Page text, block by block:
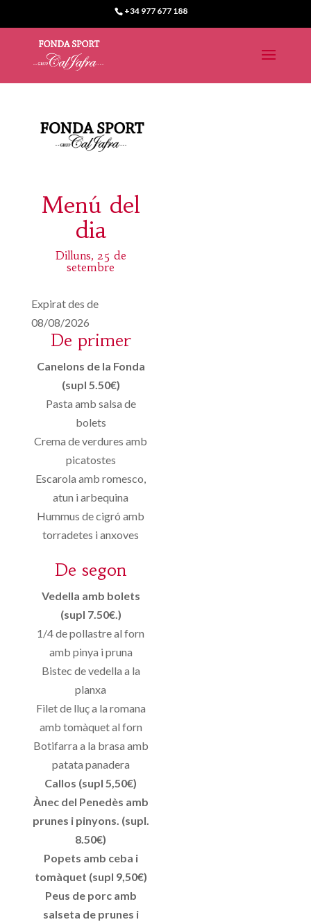
+34 977 677 188
Menú del
dia
Dilluns, 25 de
setembre
Expirat des de
08/08/2026
De primer
Canelons de la Fonda
(supl 5.50€)
Pasta amb salsa de
bolets
Crema de verdures amb
picatostes
Escarola amb romesco,
atun i arbequina
Hummus de cigró amb
torradetes i anxoves
De segon
Vedella amb bolets
(supl 7.50€.)
1/4 de pollastre al forn
amb pinya i pruna
Bistec de vedella a la
planxa
Filet de lluç a la romana
amb tomàquet al forn
Botifarra a la brasa amb
patata panadera
Callos (supl 5,50€)
Ànec del Penedès amb
prunes i pinyons. (supl.
8.50€)
Popets amb ceba i
tomàquet (supl 9,50€)
Peus de porc amb
salseta de prunes i